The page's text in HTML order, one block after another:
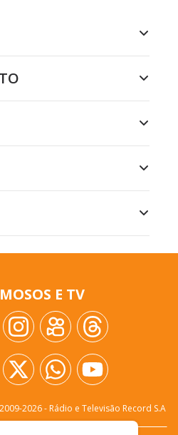
E TV
2026- Rádio e Televisão Record S.A